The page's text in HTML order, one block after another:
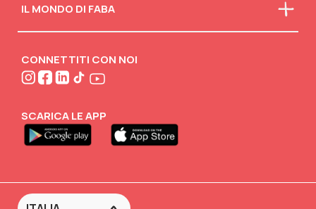
La nostra mission
Faba in classe
IL MONDO DI FABA
Attività creative
FABA•BLOG
CONNETTITI CON NOI
SCARICA LE APP